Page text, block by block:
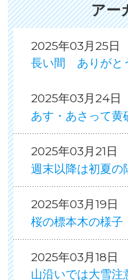
アー
2025年03月25日
長い間 ありがと
2025年03月24日
あす・あさって黄
2025年03月21日
週末以降は初夏の
2025年03月19日
桜の標本木の様子
2025年03月18日
山沿いでは大雪注